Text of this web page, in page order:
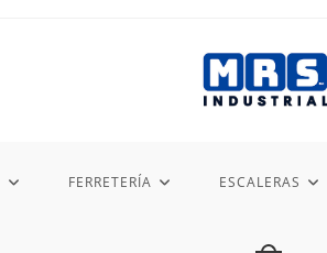
FERRETERÍA ESCALERAS